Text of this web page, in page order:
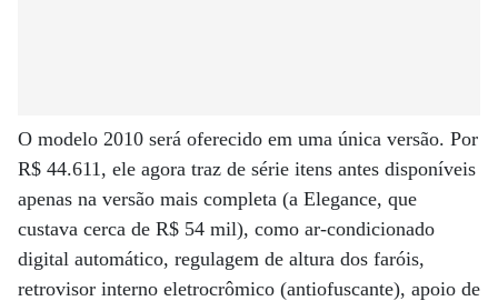
O modelo 2010 será oferecido em uma única versão. Por
R$ 44.611, ele agora traz de série itens antes disponíveis
apenas na versão mais completa (a Elegance, que
custava cerca de R$ 54 mil), como ar-condicionado
digital automático, regulagem de altura dos faróis,
retrovisor interno eletrocrômico (antiofuscante), apoio de